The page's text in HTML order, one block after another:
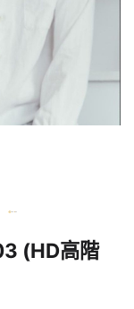
(HD高階